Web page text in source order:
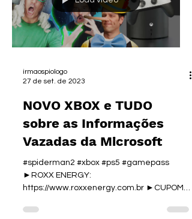
irmaospiologo
27 de set. de 2023
NOVO XBOX e TUDO
sobre as Informações
Vazadas da Microsoft
#spiderman2 #xbox #ps5 #gamepass
►ROXX ENERGY:
https://www.roxxenergy.com.br ►CUPOM:
EDIÇÃO DE VÍDEO:...